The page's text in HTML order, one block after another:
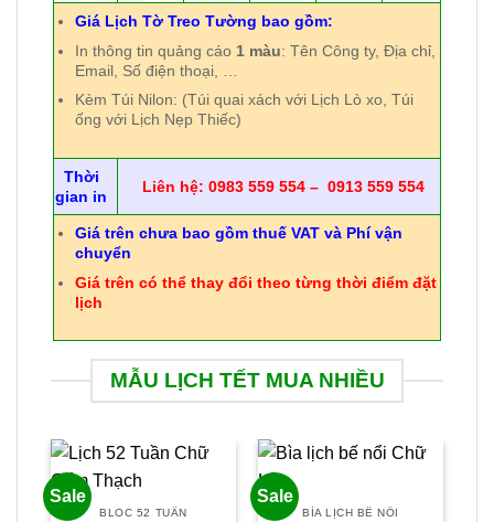
Giá Lịch Tờ Treo Tường bao gồm:
In thông tin quảng cáo 1 màu: Tên Công ty, Địa chỉ,
Email, Số điện thoại, …
Kèm Túi Nilon: (Túi quai xách với Lịch Lò xo, Túi
ống với Lịch Nẹp Thiếc)
Thời
gian in
Liên hệ: 0983 559 554 – 0913 559 554
Giá trên chưa bao gồm thuế VAT và Phí vận
chuyển
Giá trên có thể thay đổi theo từng thời điểm đặt
lịch
MẪU LỊCH TẾT MUA NHIỀU
Sale
BLOC 52 TUẦN
Sale
BÌA LỊCH BẾ NỔI